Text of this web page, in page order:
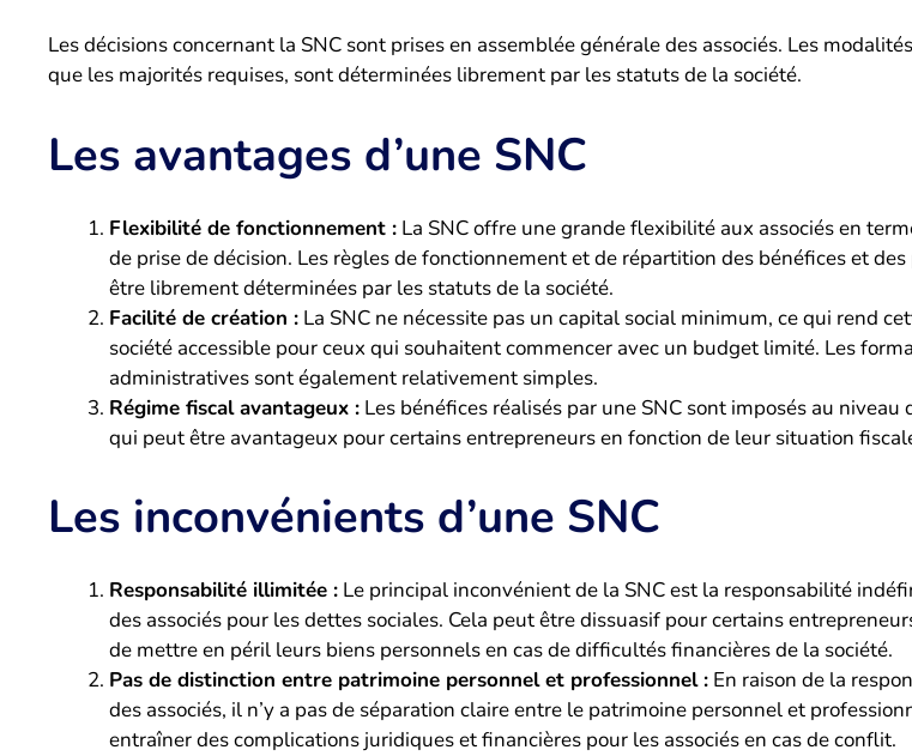
Les décisions concernant la SNC sont prises en assemblée générale des associés. Les
que les majorités requises, sont déterminées librement par les statuts de la société.
Les avantages d’une SNC
Flexibilité de fonctionnement : La SNC offre une grande flexibilité aux associés en
de prise de décision. Les règles de fonctionnement et de répartition des bénéfices et
être librement déterminées par les statuts de la société.
Facilité de création : La SNC ne nécessite pas un capital social minimum, ce qui rend
société accessible pour ceux qui souhaitent commencer avec un budget limité. Les
administratives sont également relativement simples.
Régime fiscal avantageux : Les bénéfices réalisés par une SNC sont imposés au niveau
qui peut être avantageux pour certains entrepreneurs en fonction de leur situation
Les inconvénients d’une SNC
Responsabilité illimitée : Le principal inconvénient de la SNC est la responsabilité
des associés pour les dettes sociales. Cela peut être dissuasif pour certains
de mettre en péril leurs biens personnels en cas de difficultés financières de la société.
Pas de distinction entre patrimoine personnel et professionnel : En raison de la
des associés, il n’y a pas de séparation claire entre le patrimoine personnel et
entraîner des complications juridiques et financières pour les associés en cas de conflit.